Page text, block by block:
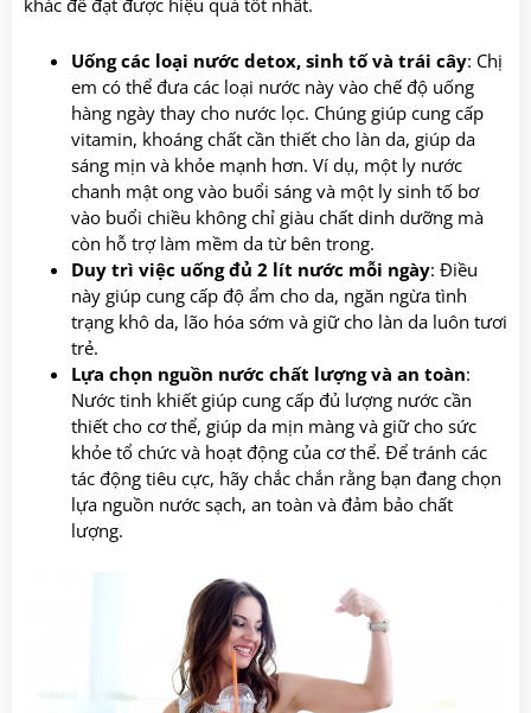
Uống các loại nước detox, sinh tố và trái cây: Chị
em có thể đưa các loại nước này vào chế độ uống
hàng ngày thay cho nước lọc. Chúng giúp cung cấp
vitamin, khoáng chất cần thiết cho làn da, giúp da
sáng mịn và khỏe mạnh hơn. Ví dụ, một ly nước
chanh mật ong vào buổi sáng và một ly sinh tố bơ
vào buổi chiều không chỉ giàu chất dinh dưỡng mà
còn hỗ trợ làm mềm da từ bên trong.
Duy trì việc uống đủ 2 lít nước mỗi ngày: Điều
này giúp cung cấp độ ẩm cho da, ngăn ngừa tình
trạng khô da, lão hóa sớm và giữ cho làn da luôn tươi
trẻ.
Lựa chọn nguồn nước chất lượng và an toàn:
Nước tinh khiết giúp cung cấp đủ lượng nước cần
thiết cho cơ thể, giúp da mịn màng và giữ cho sức
khỏe tổ chức và hoạt động của cơ thể. Để tránh các
tác động tiêu cực, hãy chắc chắn rằng bạn đang chọn
lựa nguồn nước sạch, an toàn và đảm bảo chất
lượng.